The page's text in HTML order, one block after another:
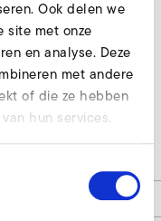
Ook delen we
site met onze
en analyse. Deze
met andere
of die ze hebben
hun services.